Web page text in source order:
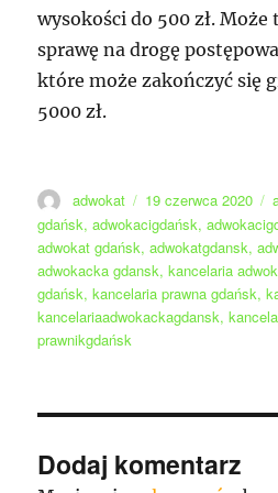
wysokości do 500 zł. Może
sprawę na drogę
które może zakończyć się
5000 zł.
Autor
adwokat
Data
publikacji
19 czerwca 2020
gdańsk,adwokacigdańsk,
adwokat gdańsk,adwokatgdansk,
adwokacka gdansk,kancelaria
gdańsk,kancelaria prawna gdańsk,
kancelariaadwokackagdansk,
prawnikgdańsk
Dodaj komentarz